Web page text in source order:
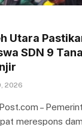
Utara
SDN 9
2026
–
merespons